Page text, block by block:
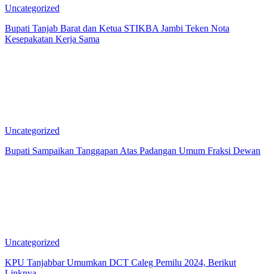
Uncategorized
Bupati Tanjab Barat dan Ketua STIKBA Jambi Teken Nota
Kesepakatan Kerja Sama
Uncategorized
Bupati Sampaikan Tanggapan Atas Padangan Umum Fraksi Dewan
Uncategorized
KPU Tanjabbar Umumkan DCT Caleg Pemilu 2024, Berikut